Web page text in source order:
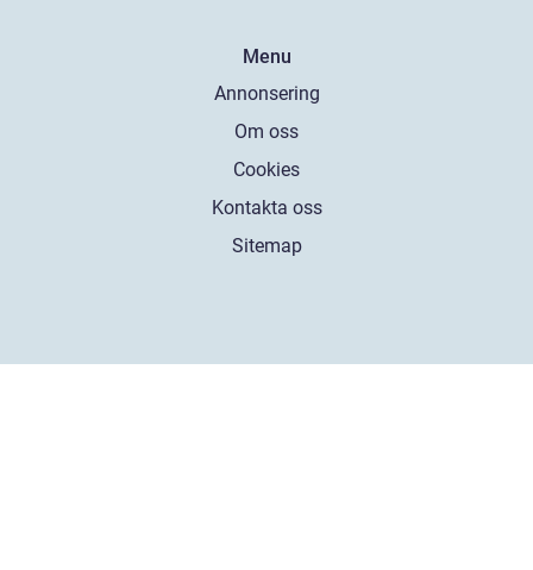
Menu
Annonsering
Om oss
Cookies
Kontakta oss
Sitemap